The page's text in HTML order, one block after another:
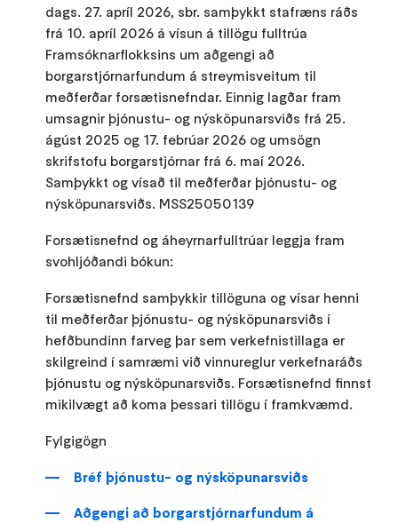
dags. 27. apríl 2026, sbr. samþykkt stafræns ráðs
frá 10. apríl 2026 á vísun á tillögu fulltrúa
Framsóknarflokksins um aðgengi að
borgarstjórnarfundum á streymisveitum til
meðferðar forsætisnefndar. Einnig lagðar fram
umsagnir þjónustu- og nýsköpunarsviðs frá 25.
ágúst 2025 og 17. febrúar 2026 og umsögn
skrifstofu borgarstjórnar frá 6. maí 2026.
Samþykkt og vísað til meðferðar þjónustu- og
nýsköpunarsviðs. MSS25050139
Forsætisnefnd og áheyrnarfulltrúar leggja fram
svohljóðandi bókun:
Forsætisnefnd samþykkir tillöguna og vísar henni
til meðferðar þjónustu- og nýsköpunarsviðs í
hefðbundinn farveg þar sem verkefnistillaga er
skilgreind í samræmi við vinnureglur verkefnaráðs
þjónustu og nýsköpunarsviðs. Forsætisnefnd finnst
mikilvægt að koma þessari tillögu í framkvæmd.
Fylgigögn
Bréf þjónustu- og nýsköpunarsviðs
Aðgengi að borgarstjórnarfundum á